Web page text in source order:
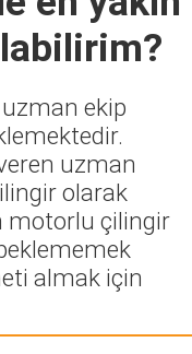
ekip
uzman
olarak
motorlu çilingir
almak için